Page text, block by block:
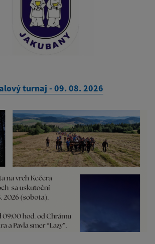
turnaj - 09. 08. 2026